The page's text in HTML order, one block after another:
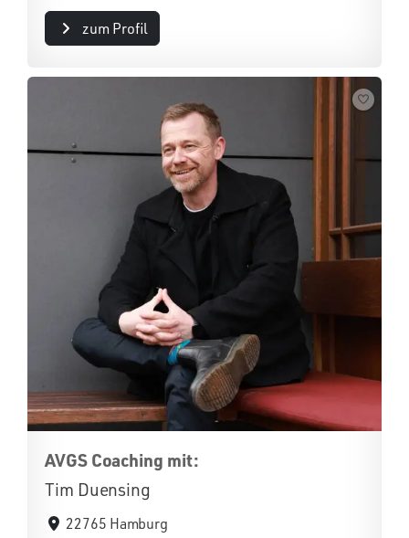
zum Profil
AVGS Coaching mit:
Tim Duensing
22765 Hamburg